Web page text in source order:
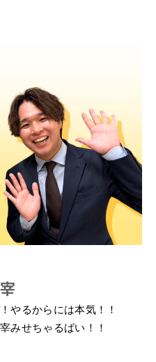
やるからには本気！！
みせちゃるばい！！